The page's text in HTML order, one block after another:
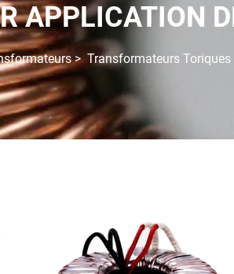
APPLICATION
> Transformateurs Toriques